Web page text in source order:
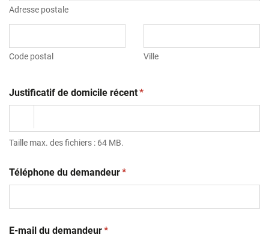
Adresse postale
Code postal Ville
Justificatif de domicile récent(obligatoire)
*
Taille max. des fichiers : 64 MB.
Téléphone du demandeur(obligatoire)
*
E-mail du demandeur(obligatoire)
*